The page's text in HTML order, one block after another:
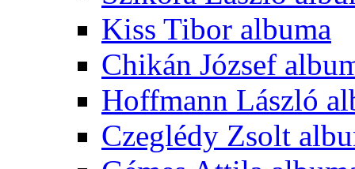
Kiss Tibor albuma
Chikán József
Hoffmann László
Czeglédy Zsolt